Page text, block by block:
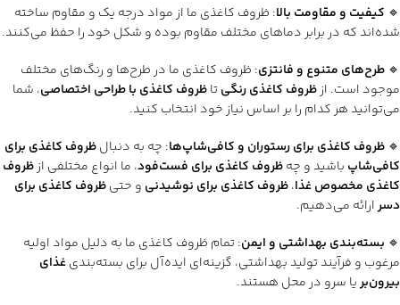
🔹 کیفیت و مقاومت بالا: ظروف کاغذی ما از مواد درجه یک و مقاوم ساخته
شده‌اند که در برابر دماهای مختلف مقاوم بوده و شکل خود را حفظ می‌کنند.
🔹 طرح‌های متنوع و فانتزی: ظروف کاغذی ما در طرح‌ها و رنگ‌های مختلف
موجود است. ازظروف کاغذی رنگی تاظروف کاغذی با طراحی اختصاصی، شما
می‌توانید هر کدام را بر اساس نیاز خود انتخاب کنید.
🔹 ظروف کاغذی برای رستوران و کافی‌شاپ‌ها: چه به دنبالظروف کاغذی برای
کافی‌شاپ باشید و چهظروف کاغذی برای فست‌فود، ما انواع مختلفی ازظروف
کاغذی مخصوص غذا،ظروف کاغذی برای نوشیدنی و حتیظروف کاغذی برای
دسرارائه می‌دهیم.
🔹 بسته‌بندی بهداشتی و ایمن: تمام ظروف کاغذی ما به دلیل مواد اولیه
مرغوب و فرآیند تولید بهداشتی، گزینه‌ای ایده‌آل برای بسته‌بندیغذای
بیرون‌بریا سرو در محل هستند.